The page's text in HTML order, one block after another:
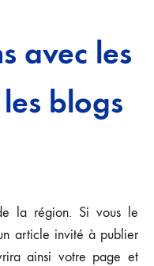
avec les
blogs
la région. Si vous le
article invité à publier
ainsi votre page et